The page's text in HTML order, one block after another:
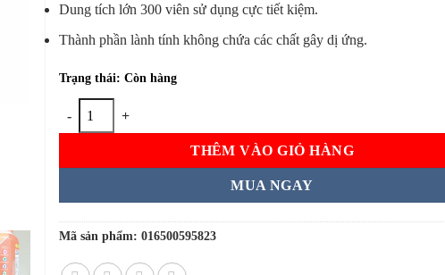
Dung tích lớn 300 viên sử dụng cực tiết kiệm.
Thành phần lành tính không chứa các chất gây dị ứng.
Trạng thái: Còn hàng
Vitamin tổng hợp cho nữ One A Day Women’s Complete
THÊM VÀO GIỎ HÀNG
MUA NGAY
Mã sản phẩm:016500595823